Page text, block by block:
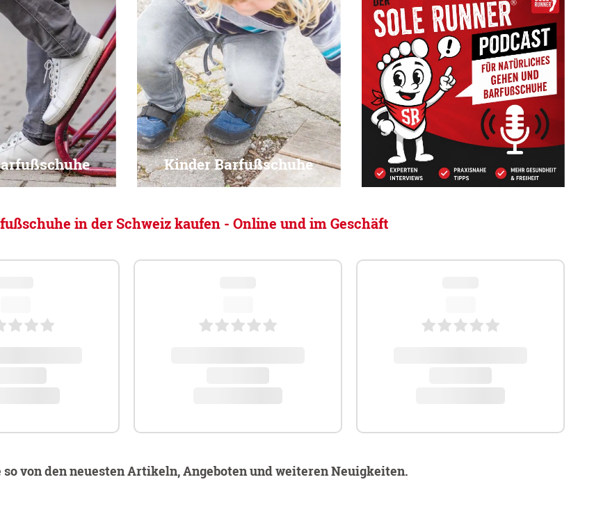
Kinder Barfußschuhe
in der Schweiz kaufen - Online und im Geschäft
von den neuesten Artikeln, Angeboten und weiteren Neuigkeiten.